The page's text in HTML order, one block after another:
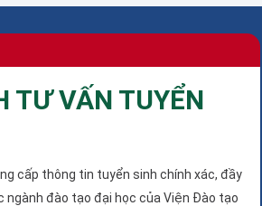
TƯ VẤN TUYỂN
cấp thông tin tuyển sinh chính xác, đầy
ngành đào tạo đại học của Viện Đào tạo